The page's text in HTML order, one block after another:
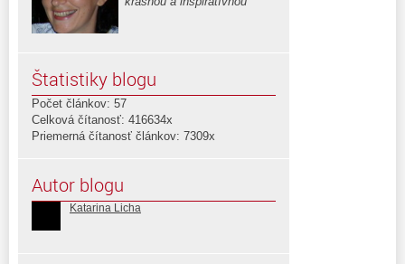
Štatistiky blogu
Počet článkov: 57
Celková čítanosť: 416634x
Priemerná čítanosť článkov: 7309x
Autor blogu
Katarina Licha